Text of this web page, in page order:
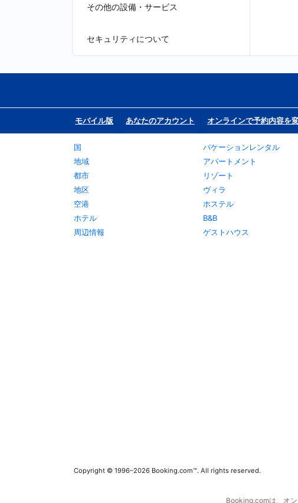
その他の設備・サービス
セキュリティについて
モバイル版 あなたのアカウント オンラインで予約内容を
国
地域
都市
地区
空港
ホテル
周辺情報
バケーションレンタル
アパートメント
リゾート
ヴィラ
ホステル
B&B
ゲストハウス
Copyright © 1996–2026 Booking.com™. All rights reserved.
Booking.comは、オ